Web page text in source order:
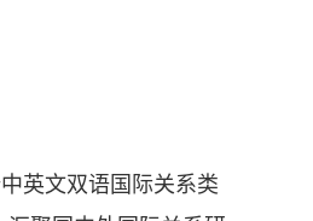
英文双语国际关系类